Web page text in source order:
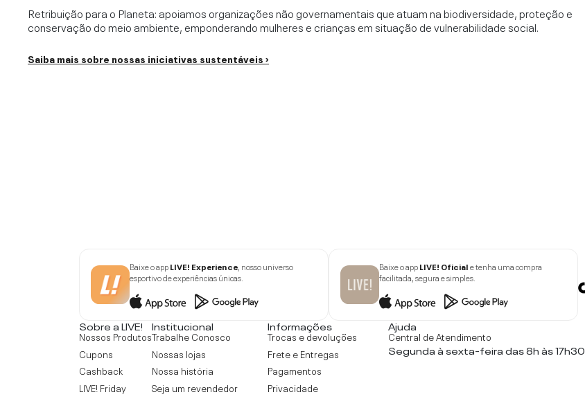
Retribuição para o Planeta: apoiamos organizações não governamentais que atuam na biodiversidade, proteção e
conservação do meio ambiente, emponderando mulheres e crianças em situação de vulnerabilidade social.
Saiba mais sobre nossas iniciativas sustentáveis ›
Baixe o appLIVE! Experience, nosso universo
esportivo de experiências únicas.
Baixe o appLIVE! Oficiale tenha uma compra
facilitada, segura e simples.
Sobre a LIVE!
Nossos Produtos
Cupons
Cashback
LIVE! Friday
Institucional
Trabalhe Conosco
Nossas lojas
Nossa história
Seja um revendedor
Informações
Trocas e devoluções
Frete e Entregas
Pagamentos
Privacidade
Ajuda
Central de Atendimento
Segunda à sexta-feira das 8h às 17h30